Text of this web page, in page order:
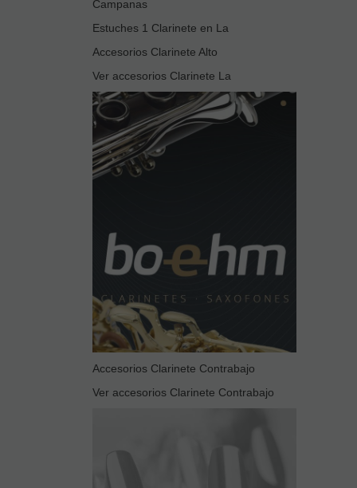
Campanas
Estuches 1 Clarinete en La
Accesorios Clarinete Alto
Ver accesorios Clarinete La
Accesorios Clarinete Contrabajo
Ver accesorios Clarinete Contrabajo